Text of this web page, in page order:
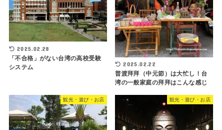
2025.02.28
「不合格」がない台湾の高校受験
システム
2025.02.22
普渡拜拜（中元節）は大忙し！台
湾の一般家庭の拜拜はこんな感じ
観光・遊び・お店 観光・遊び・お店